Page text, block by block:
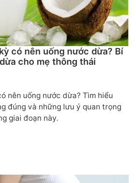
có nên uống nước dừa? Bí
cho mẹ thông thái
nên uống nước dừa? Tìm hiểu
đúng và những lưu ý quan trọng
giai đoạn này.